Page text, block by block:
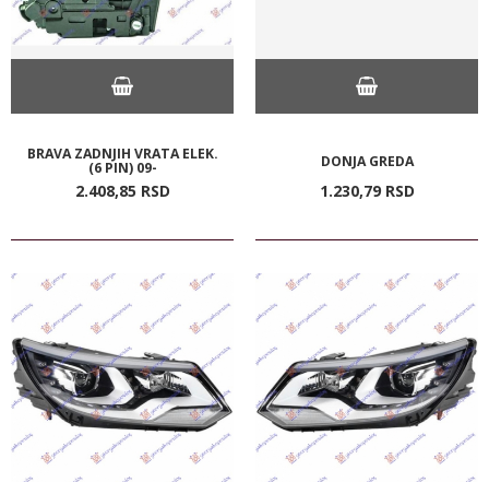
BRAVA ZADNJIH VRATA ELEK.
(6 PIN) 09-
2.408,85 RSD
DONJA GREDA
1.230,79 RSD